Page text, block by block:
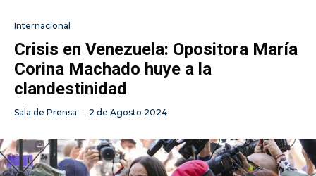
Internacional
Crisis en Venezuela: Opositora María
Corina Machado huye a la
clandestinidad
Sala de Prensa · 2 de Agosto 2024